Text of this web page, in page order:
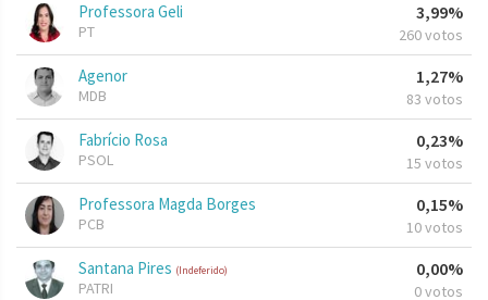
Professora Geli
PT
3,99%
260 votos
Agenor
MDB
1,27%
83 votos
Fabrício Rosa
PSOL
0,23%
15 votos
Professora Magda Borges
PCB
0,15%
10 votos
Santana Pires (Indeferido)
PATRI
0,00%
0 votos